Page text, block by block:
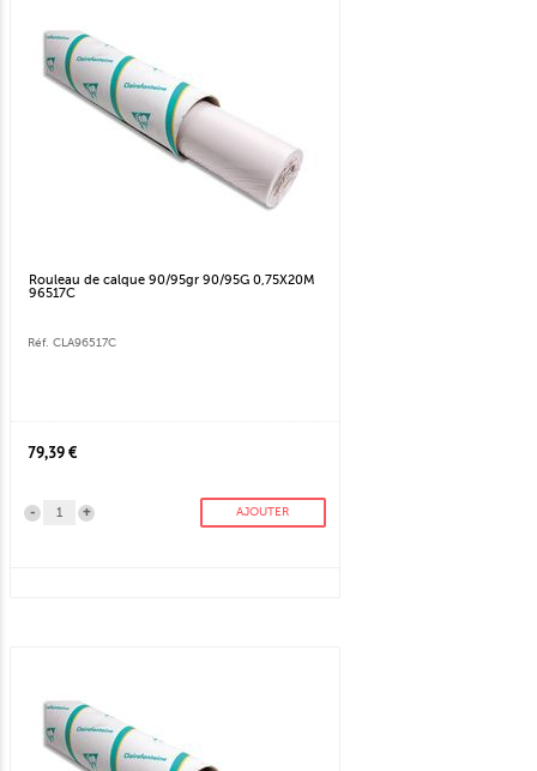
Rouleau de calque 90/95gr 90/95G 0,75X20M
96517C
Réf. CLA96517C
79,39 €
+
- AJOUTER